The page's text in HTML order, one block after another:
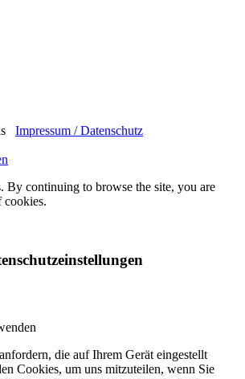
Impressum / Datenschutz
By continuing to browse the site, you are
cookies.
die auf Ihrem Gerät eingestellt
Cookies, um uns mitzuteilen, wenn Sie